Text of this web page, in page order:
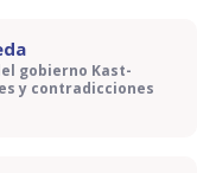
gobierno Kast-
y contradicciones